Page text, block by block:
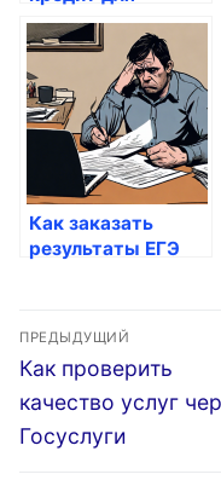
бизнеса через
Госуслуги
Как заказать
результаты ЕГЭ
Навигация
по
записям
ПРЕДЫДУЩИЙ
Предыдущая
запись:
Как проверить
качество услуг
Госуслуги